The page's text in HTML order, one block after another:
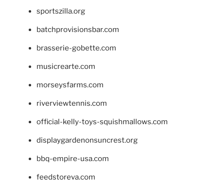
sportszilla.org
batchprovisionsbar.com
brasserie-gobette.com
musicrearte.com
morseysfarms.com
riverviewtennis.com
official-kelly-toys-squishmallows.com
displaygardenonsuncrest.org
bbq-empire-usa.com
feedstoreva.com